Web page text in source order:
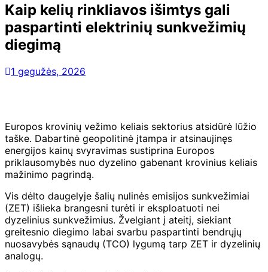
Kaip kelių rinkliavos išimtys gali
paspartinti elektrinių sunkvežimių
diegimą
1 gegužės, 2026
Europos krovinių vežimo keliais sektorius atsidūrė lūžio
taške. Dabartinė geopolitinė įtampa ir atsinaujinęs
energijos kainų svyravimas sustiprina Europos
priklausomybės nuo dyzelino gabenant krovinius keliais
mažinimo pagrindą.
Vis dėlto daugelyje šalių nulinės emisijos sunkvežimiai
(ZET) išlieka brangesni turėti ir eksploatuoti nei
dyzelinius sunkvežimius. Žvelgiant į ateitį, siekiant
greitesnio diegimo labai svarbu paspartinti bendrųjų
nuosavybės sąnaudų (TCO) lygumą tarp ZET ir dyzelinių
analogų.